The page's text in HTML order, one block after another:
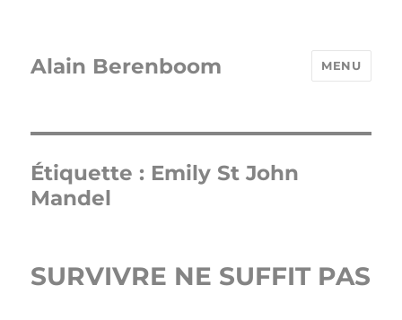
Alain Berenboom MENU
Étiquette : Emily St John
Mandel
SURVIVRE NE SUFFIT PAS